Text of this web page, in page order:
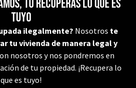
tú recuperas lo que es
tuyo
ilegalmente? Nosotros te
tu vivienda de manera legal y
nosotros y nos pondremos en
de tu propiedad. ¡Recupera lo
que es tuyo!